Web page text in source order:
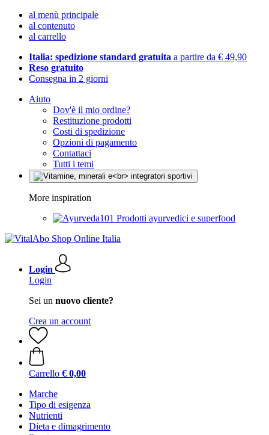
al menù principale
al contenuto
al carrello
Italia: spedizione standard gratuita a partire da € 49,90
Reso gratuito
Consegna in 2 giorni
Aiuto
Dov'è il mio ordine?
Restituzione prodotti
Costi di spedizione
Opzioni di pagamento
Contattaci
Tutti i temi
More inspiration
Prodotti ayurvedici e superfood
Login
Login
Sei un nuovo cliente?
Crea un account
Carrello € 0,00
Marche
Tipo di esigenza
Nutrienti
Dieta e dimagrimento